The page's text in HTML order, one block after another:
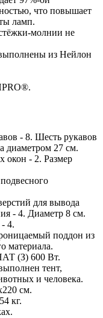
что повышает
ламп.
молнии не
из Нейлон
.
- 8. Шесть рукавов
диаметром 27 см.
окон - 2. Размер
для вывода
- 4. Диаметр 8 см.
4.
поддон из
материала.
(З) 600 Вт.
тент,
и человека.
см.
кг.